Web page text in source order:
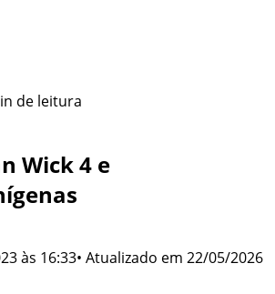
de leitura
Wick 4 e
às 16:33• Atualizado em 22/05/2026